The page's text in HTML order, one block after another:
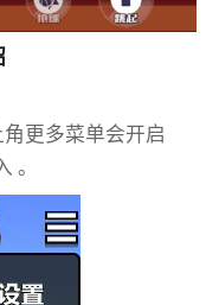
更多菜单会开启
。